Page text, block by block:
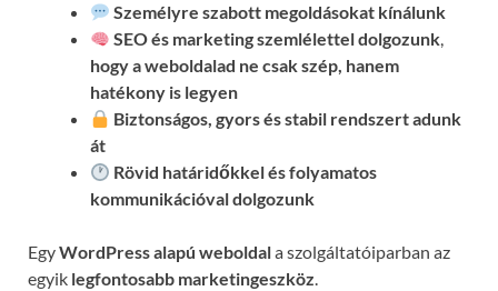
Személyre szabott megoldásokat kínálunk
SEO és marketing szemlélettel dolgozunk,
hogy a weboldalad ne csak szép, hanem
hatékony is legyen
Biztonságos, gyors és stabil rendszert adunk
át
Rövid határidőkkel és folyamatos
kommunikációvaldolgozunk
EgyWordPress alapú weboldala szolgáltatóiparban az
egyik legfontosabb marketingeszköz.